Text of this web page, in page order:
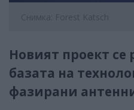
Снимка: Forest Katsch
Новият проект се
базата на
фазирани